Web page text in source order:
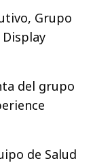
Grupo
Display
del grupo
de Salud